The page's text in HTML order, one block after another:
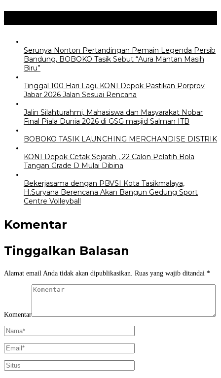
Serunya Nonton Pertandingan Pemain Legenda Persib
Bandung, BOBOKO Tasik Sebut “Aura Mantan Masih
Biru”
Tinggal 100 Hari Lagi, KONI Depok Pastikan Porprov
Jabar 2026 Jalan Sesuai Rencana
Jalin Silahturahmi, Mahasiswa dan Masyarakat Nobar
Final Piala Dunia 2026 di GSG masjid Salman ITB
BOBOKO TASIK LAUNCHING MERCHANDISE DISTRIK
KONI Depok Cetak Sejarah , 22 Calon Pelatih Bola
Tangan Grade D Mulai Dibina
Bekerjasama dengan PBVSI Kota Tasikmalaya,
H.Suryana Berencana Akan Bangun Gedung Sport
Centre Volleyball
Komentar
Tinggalkan Balasan
Alamat email Anda tidak akan dipublikasikan. Ruas yang wajib ditandai *
Komentar